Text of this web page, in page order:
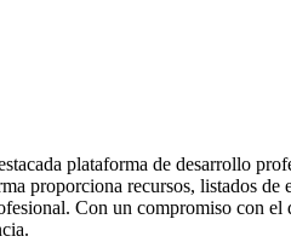
plataforma de desarrollo
proporciona recursos, listados
Con un compromiso con el